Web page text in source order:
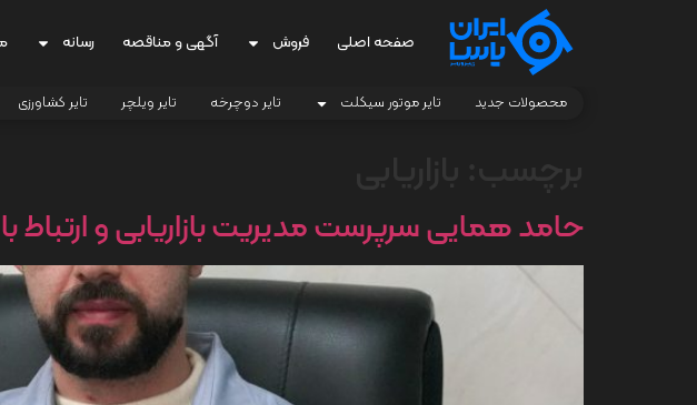
صفحه اصلی فروش آگهی و مناقصه رسانه
محصولات جدید تایر موتور سیکلت تایر دوچرخه تایر ویلچر تایر کشاورزی
حامد همایی سرپرست مدیریت بازاریابی و ارتباط با